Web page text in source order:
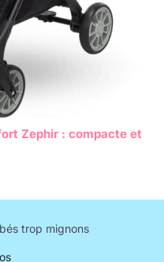
Zephir : compacte et
trop mignons